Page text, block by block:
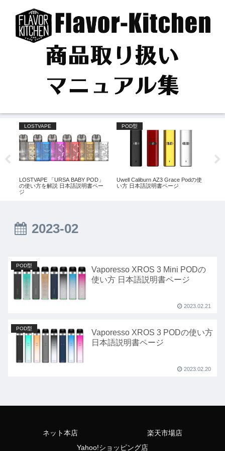
LOSTVAPE
LOSTVAPE 「URSA BABY POD」
の使い方を解説 日本語説明書ペー
ジ
POD型
Uwell Caliburn AZ3 Grace Podの使
い方 日本語説明書ページ
2023-02
POD型
Vaporesso XROS 3 Mini PODの
使い方 日本語説明書ページ
2023.02.21
POD型
Vaporesso XROS 3 PODの使い方
日本語説明書ページ
2023.02.20
ネット本店
楽天市場店
Yahoo!ショッピング店